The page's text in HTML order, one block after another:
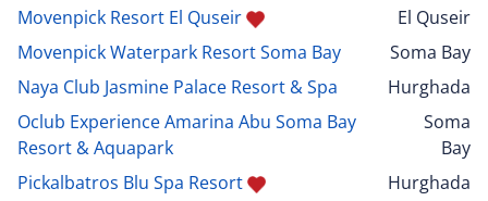
Movenpick Resort El Quseir
El Quseir
Movenpick Waterpark Resort Soma Bay
Soma Bay
Naya Club Jasmine Palace Resort & Spa
Hurghada
Oclub Experience Amarina Abu Soma Bay
Resort & Aquapark
Soma
Bay
Pickalbatros Blu Spa Resort
Hurghada